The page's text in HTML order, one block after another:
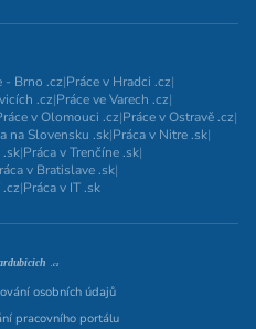
- Brno .cz|Práce v Hradci .cz|
.cz|Práce ve Varech .cz|
v Olomouci .cz|Práce v Ostravě .cz|
na Slovensku .sk|Práca v Nitre .sk|
.sk|Práca v Trenčíne .sk|
v Bratislave .sk|
.cz|Práca v IT .sk
osobních údajů
pracovního portálu